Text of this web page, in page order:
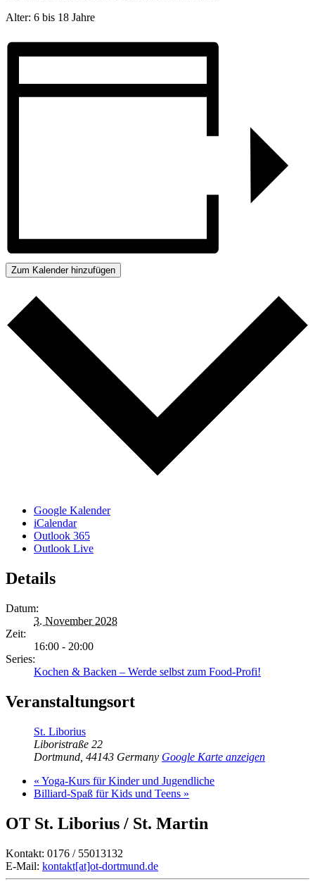
Alter: 6 bis 18 Jahre
Zum Kalender hinzufügen
Google Kalender
iCalendar
Outlook 365
Outlook Live
Details
Datum:
3. November 2028
Zeit:
16:00 - 20:00
Series:
Kochen & Backen – Werde selbst zum Food-Profi!
Veranstaltungsort
St. Liborius
Liboristraße 22
Dortmund 44143 Germany Google Karte anzeigen
« Yoga-Kurs für Kinder und Jugendliche
Billiard-Spaß für Kids und Teens »
OT St. Liborius / St. Martin
Kontakt: 0176 / 55013132
E-Mail: kontakt[at]ot-dortmund.de